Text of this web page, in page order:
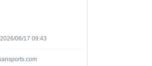
2026/06/17 09:43